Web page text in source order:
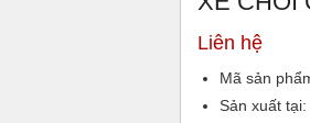
Liên hệ
Mã sản
Sản xuất tại: